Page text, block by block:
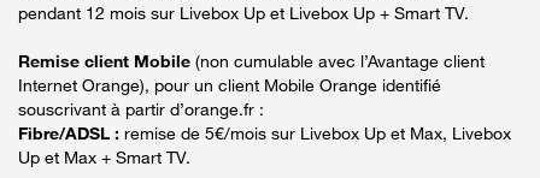
pendant 12 mois sur Livebox Up et Livebox Up + Smart TV.
Remise client Mobile (non cumulable avec l’Avantage client
Internet Orange), pour un client Mobile Orange identifié
souscrivant à partir d’orange.fr :
Fibre/ADSL : remise de 5€/mois sur Livebox Up et Max, Livebox
Up et Max + Smart TV.